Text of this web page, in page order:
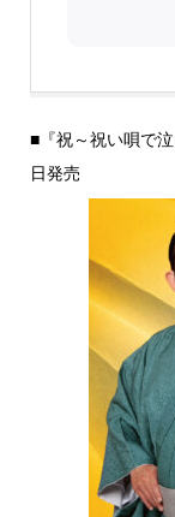
■『祝～祝い唄で
日発売